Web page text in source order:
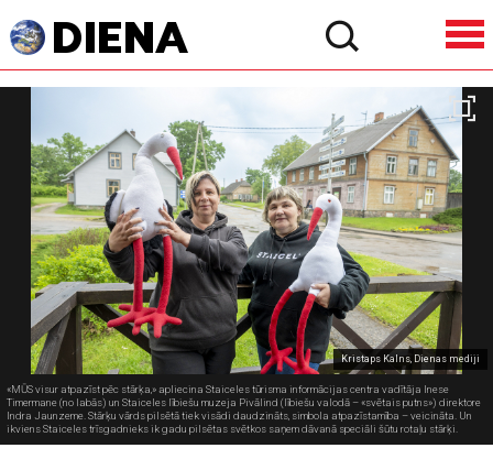
Kristaps Kalns, Dienas mediji
«MŪS visur atpazīst pēc stārķa,» apliecina Staiceles tūrisma informācijas centra vadītāja Inese
Timermane (no labās) un Staiceles lībiešu muzeja Pivālind (lībiešu valodā – «svētais putns») direktore
Indra Jaunzeme. Stārķu vārds pilsētā tiek visādi daudzināts, simbola atpazīstamība – veicināta. Un
ikviens Staiceles trīsgadnieks ik gadu pilsētas svētkos saņem dāvanā speciāli šūtu rotaļu stārķi.